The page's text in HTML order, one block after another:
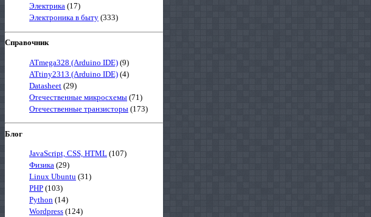
Электрика (17)
Электроника в быту (333)
Справочник
ATmega328 (Arduino IDE) (9)
ATtiny2313 (Arduino IDE) (4)
Datasheet (29)
Отечественные микросхемы (71)
Отечественные транзисторы (173)
Блог
JavaScript, CSS, HTML (107)
Физика (29)
Linux Ubuntu (31)
PHP (103)
Python (14)
Wordpress (124)